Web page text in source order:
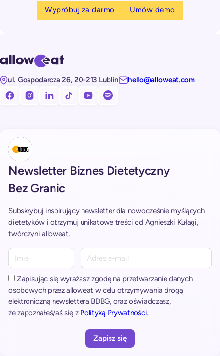
Wypróbuj za darmo Umów demo
ul. Gospodarcza 26, 20-213 Lublin hello@alloweat.com
Obserwuj nas na facebooku!
Obserwuj nas na Instagramie!
Obserwuj nas na LinkedIn!
Obserwuj nas na TikToku!
Subskrybuj nasz kanał na Youtube!
Subskrybuj nasz kanał na Spotify!
Newsletter Biznes Dietetyczny
Bez Granic
Subskrybuj inspirujący newsletter dla nowocześnie myślących
dietetyków i otrzymuj unikatowe treści od Agnieszki Kułagi,
twórczyni alloweat.
Zapisując się wyrażasz zgodę na przetwarzanie danych
osobowych przez alloweat w celu otrzymywania drogą
elektroniczną newslettera BDBG, oraz oświadczasz,
że zapoznałeś/aś się z Polityką Prywatności.
l
t
e
r
n